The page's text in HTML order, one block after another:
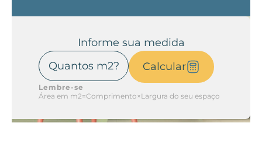
Informe sua medida
Calcular
Lembre-se
Área em m2=Comprimento×Largura do seu espaço